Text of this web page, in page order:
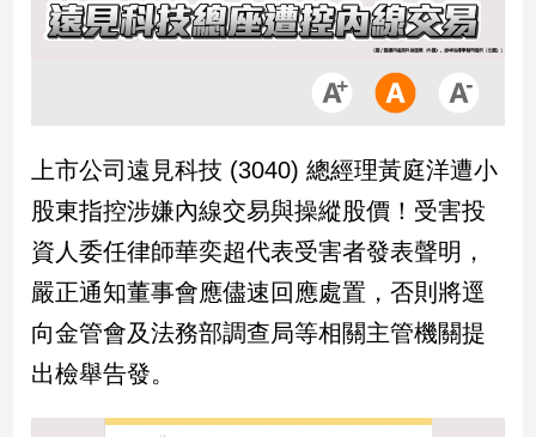
政
治
政
治
焦
品
觀
上市公司遠見科技 (3040) 總經理黃庭洋遭小
股東指控涉嫌內線交易與操縱股價！受害投
資人委任律師華奕超代表受害者發表聲明，
嚴正通知董事會應儘速回應處置，否則將逕
向金管會及法務部調查局等相關主管機關提
出檢舉告發。